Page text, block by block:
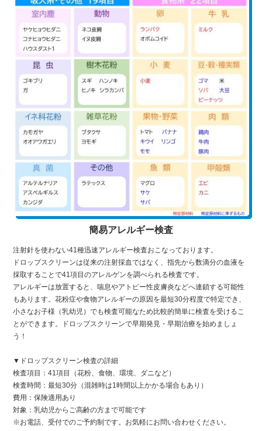
簡易アレルギー検査
注射針を使わない41種迅速アレルギー検査おこなっております。
ドロップスクリーンは従来の注射採血ではなく、指先から数滴分の血液を
採取することで41項目のアレルゲンを調べられる検査です。
アレルギーは放置すると、喘息やアトピー性皮膚炎などへ連鎖する可能性
もあります。花粉症や食物アレルギーの原因を最短30分程度で特定でき、
小さなお子様（乳幼児）でも検査可能なため比較的簡単に検査を受けるこ
とができます。ドロップスクリーンで早期発見・早期治療を始めましょ
う！
▼ドロップスクリーン検査の詳細
検査項目：41項目（花粉、食物、環境、ダニなど）
検査時間：最短30分（混雑時は1時間以上かかる場合もあり）
費用：保険適用あり
対象：乳幼児からご高齢の方まで可能です
※お電話、受付でのご予約制です。お気軽にお問い合わせください。